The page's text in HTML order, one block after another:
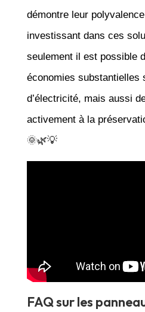
démontre leur
investissant dans ces
seulement il est possible
économies substantielles
d’électricité, mais aussi
activement à la
🌞🌿💡
FAQ sur les